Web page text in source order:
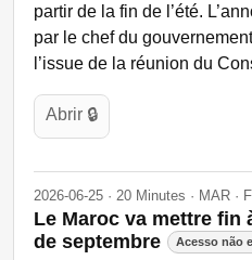
partir de la fin de l’été.
par le chef du
l’issue de la réunion du
Abrir 🔒
2026-06-25 · 20 Minutes · MAR ·
Le Maroc va mettre fin
de septembre
Acesso não